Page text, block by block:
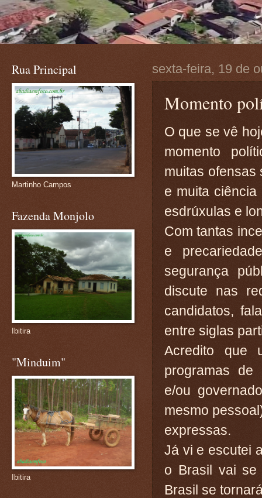
sexta-feira, 19 de
Momento
O que se vê
momento
muitas ofensas
e muita
esdrúxulas e
Com tantas
e
segurança
discute nas
candidatos,
entre siglas
Acredito que
programas de
e/ou
mesmo
expressas.
Já vi e escutei
o Brasil vai se
Brasil se
Rua Principal
Martinho Campos
Fazenda Monjolo
Ibitira
"Minduim"
Ibitira